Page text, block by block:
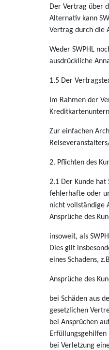
Der Vertrag über
Alternativ kann
Vertrag durch die
Weder SWPHL
ausdrückliche
1.5 Der
Im Rahmen der
Zur einfachen
2. Pflichten des
2.1 Der Kunde
fehlerhafte oder
nicht vollständige
Ansprüche des
insoweit, als
Dies gilt
eines Schadens,
Ansprüche des
bei Schäden aus
gesetzlichen
bei Ansprüchen
Erfüllungsgehilfen
bei Verletzung